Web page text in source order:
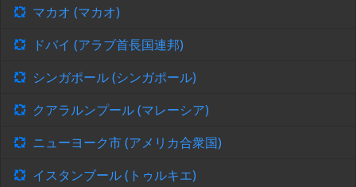
マカオ (マカオ)
ドバイ (アラブ首長国連邦)
シンガポール (シンガポール)
クアラルンプール (マレーシア)
ニューヨーク市 (アメリカ合衆国)
イスタンブール (トゥルキエ)